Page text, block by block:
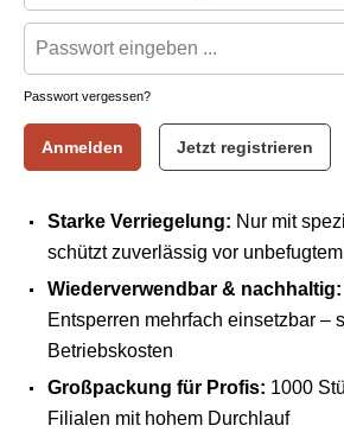
Passwort vergessen?
Anmelden Jetzt registrieren
Starke Verriegelung: Nur mit
schützt zuverlässig vor
Wiederverwendbar & nachhaltig:
Entsperren mehrfach einsetzbar –
Betriebskosten
Großpackung für Profis: 1000
Filialen mit hohem Durchlauf